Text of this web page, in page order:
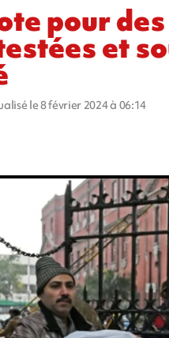
pour des
et
le 8 février 2024 à 06:14